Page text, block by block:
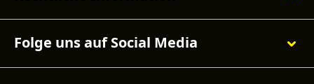
Folge uns auf Social Media